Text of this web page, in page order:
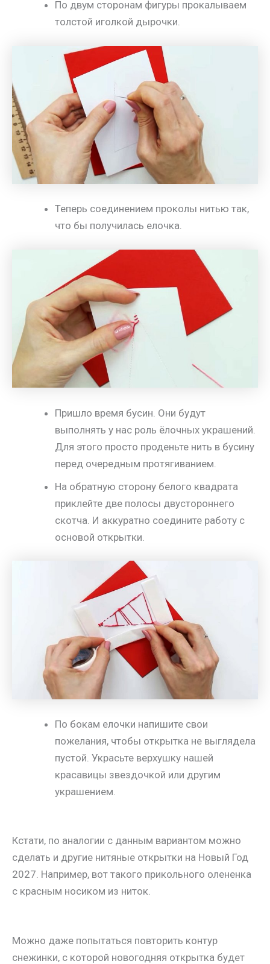
По двум сторонам фигуры прокалываем
толстой иголкой дырочки.
Теперь соединением проколы нитью так,
что бы получилась елочка.
Пришло время бусин. Они будут
выполнять у нас роль ёлочных украшений.
Для этого просто проденьте нить в бусину
перед очередным протягиванием.
На обратную сторону белого квадрата
приклейте две полосы двустороннего
скотча. И аккуратно соедините работу с
основой открытки.
По бокам елочки напишите свои
пожелания, чтобы открытка не выглядела
пустой. Украсьте верхушку нашей
красавицы звездочкой или другим
украшением.
Кстати, по аналогии с данным вариантом можно
сделать и другие нитяные открытки на Новый Год
2027. Например, вот такого прикольного олененка
с красным носиком из ниток.
Можно даже попытаться повторить контур
снежинки, с которой новогодняя открытка будет